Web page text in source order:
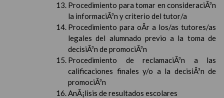
Procedimiento para tomar en consideraciÃ³n
la informaciÃ³n y criterio del tutor/a
Procedimiento para oÃ­r a los/as tutores/as
legales del alumnado previo a la toma de
decisiÃ³n de promociÃ³n
Procedimiento de reclamaciÃ³n a las
calificaciones finales y/o a la decisiÃ³n de
promociÃ³n
AnÃ¡lisis de resultados escolares